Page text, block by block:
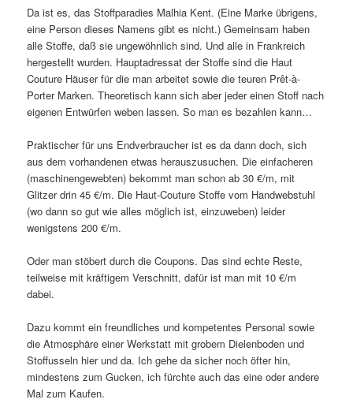
Da ist es, das Stoffparadies Malhia Kent. (Eine Marke übrigens,
eine Person dieses Namens gibt es nicht.) Gemeinsam haben
alle Stoffe, daß sie ungewöhnlich sind. Und alle in Frankreich
hergestellt wurden. Hauptadressat der Stoffe sind die Haut
Couture Häuser für die man arbeitet sowie die teuren Prêt-à-
Porter Marken. Theoretisch kann sich aber jeder einen Stoff nach
eigenen Entwürfen weben lassen. So man es bezahlen kann…
Praktischer für uns Endverbraucher ist es da dann doch, sich
aus dem vorhandenen etwas herauszusuchen. Die einfacheren
(maschinengewebten) bekommt man schon ab 30 €/m, mit
Glitzer drin 45 €/m. Die Haut-Couture Stoffe vom Handwebstuhl
(wo dann so gut wie alles möglich ist, einzuweben) leider
wenigstens 200 €/m.
Oder man stöbert durch die Coupons. Das sind echte Reste,
teilweise mit kräftigem Verschnitt, dafür ist man mit 10 €/m
dabei.
Dazu kommt ein freundliches und kompetentes Personal sowie
die Atmosphäre einer Werkstatt mit grobem Dielenboden und
Stoffusseln hier und da. Ich gehe da sicher noch öfter hin,
mindestens zum Gucken, ich fürchte auch das eine oder andere
Mal zum Kaufen.